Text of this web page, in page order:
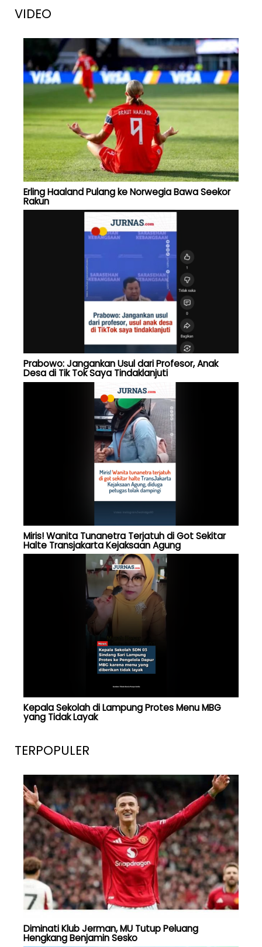
VIDEO
Erling Haaland Pulang ke Norwegia Bawa Seekor
Rakun
Prabowo: Jangankan Usul dari Profesor, Anak
Desa di Tik Tok Saya Tindaklanjuti
Miris! Wanita Tunanetra Terjatuh di Got Sekitar
Halte Transjakarta Kejaksaan Agung
Kepala Sekolah di Lampung Protes Menu MBG
yang Tidak Layak
TERPOPULER
Diminati Klub Jerman, MU Tutup Peluang
Hengkang Benjamin Sesko